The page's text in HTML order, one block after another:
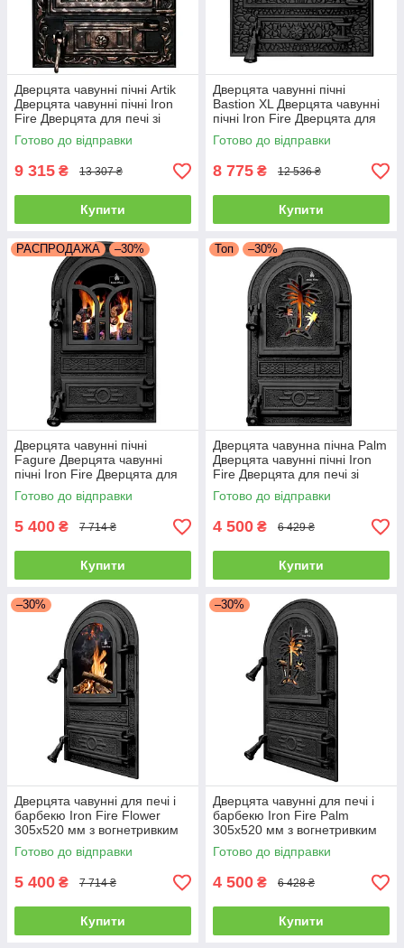
Дверцята чавунні пічні Artik
Дверцята чавунні пічні Iron
Fire Дверцята для печі зі
склом 460х560 мм
Готово до відправки
9 315 ₴ 13 307 ₴
Купити
Дверцята чавунні пічні
Bastion XL Дверцята чавунні
пічні Iron Fire Дверцята для
печі зі склом 460х500 мм
Готово до відправки
8 775 ₴ 12 536 ₴
Купити
РАСПРОДАЖА –30%
Дверцята чавунні пічні
Fagure Дверцята чавунні
пічні Iron Fire Дверцята для
печі зі склом 305х520 мм
Готово до відправки
5 400 ₴ 7 714 ₴
Купити
Топ –30%
Дверцята чавуннa пічнa Palm
Дверцята чавунні пічні Iron
Fire Дверцята для печі зі
склом 305х520 мм
Готово до відправки
4 500 ₴ 6 429 ₴
Купити
–30%
Дверцята чавунні для печі і
барбекю Iron Fire Flower
305х520 мм з вогнетривким
склом Robax
Готово до відправки
5 400 ₴ 7 714 ₴
Купити
–30%
Дверцята чавунні для печі і
барбекю Iron Fire Palm
305х520 мм з вогнетривким
склом Robax
Готово до відправки
4 500 ₴ 6 428 ₴
Купити